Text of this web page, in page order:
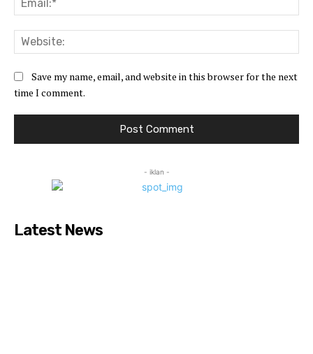
Save my name, email, and website in this browser for the next
time I comment.
- iklan -
Latest News